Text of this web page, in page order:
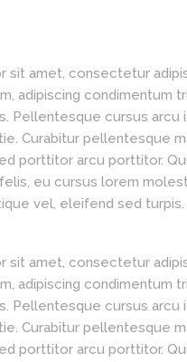
sit amet, consectetur
adipiscing condimentum
Pellentesque cursus arcu
Curabitur pellentesque
porttitor arcu porttitor.
eu cursus lorem
vel, eleifend sed turpis.
sit amet, consectetur
adipiscing condimentum
Pellentesque cursus arcu
Curabitur pellentesque
porttitor arcu porttitor.